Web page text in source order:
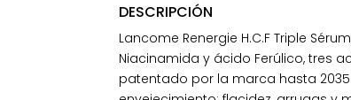
DESCRIPCIÓN
Lancome Renergie H.C.F Triple
Niacinamida y ácido Ferúlico, tres
patentado por la marca hasta